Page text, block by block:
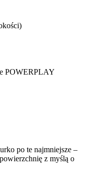
POWERPLAY
po te najmniejsze –
z myślą o